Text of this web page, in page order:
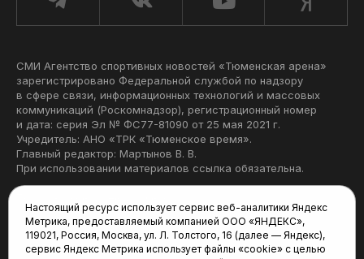
СМИ Агентство спортивных новостей «Тюменская арена»
зарегистрировано Федеральной службой по надзору
в сфере связи, информационных технологий и массовых
коммуникаций (Роскомнадзор), регистрационный номер
и дата: серия Эл № ФС77-81090 от 25 мая 2021 г.
Учредитель: АНО «ТРК «Тюменское время».
Главный редактор: Мартынов В. В.
При использовании материалов ссылка обязательна.
Редакция:
625035, Тюмень, пр. Геологоразведчиков, 28А
Настоящий ресурс использует сервис веб-аналитики Яндекс
Метрика, предоставляемый компанией ООО «ЯНДЕКС»,
119021, Россия, Москва, ул. Л. Толстого, 16 (далее — Яндекс),
сервис Яндекс Метрика использует файлы «cookie» с целью